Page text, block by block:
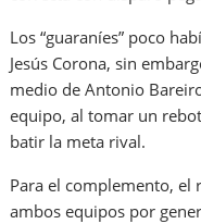
Los “guaraníes” poco
Jesús Corona, sin
medio de Antonio
equipo, al tomar un
batir la meta rival.
Para el complemento,
ambos equipos por